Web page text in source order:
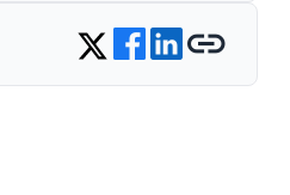
Share on Twitter
Share on Facebook
Share on LinkedIn
Copy link